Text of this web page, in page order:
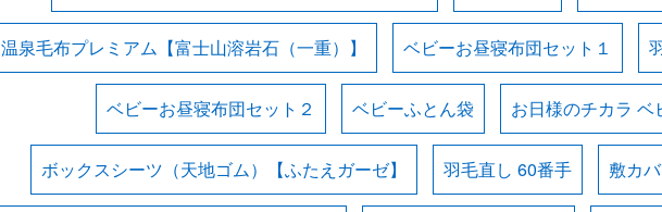
温泉毛布プレミアム【富士山溶岩石（一重）】 ベビーお昼寝布団セット１
ベビーお昼寝布団セット２ ベビーふとん袋 お日様のチカラ ベ
ボックスシーツ（天地ゴム）【ふたえガーゼ】 羽毛直し 60番手 敷カ